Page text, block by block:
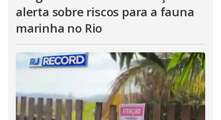
alerta sobre riscos para a fauna
marinha no Rio